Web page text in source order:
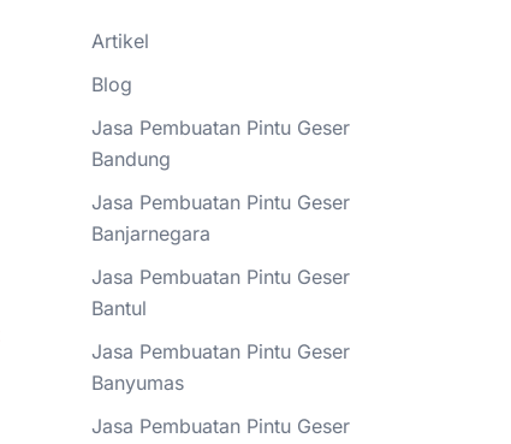
Artikel
Blog
Jasa Pembuatan Pintu Geser
Bandung
Jasa Pembuatan Pintu Geser
Banjarnegara
Jasa Pembuatan Pintu Geser
Bantul
Jasa Pembuatan Pintu Geser
Banyumas
Jasa Pembuatan Pintu Geser